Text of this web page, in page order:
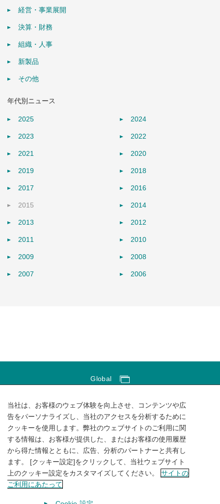
経営・事業展開
決算・財務
組織・人事
新製品
その他
年代別ニュース
2025 2024
2023 2022
2021 2020
2019 2018
2017 2016
2015 2014
2013 2012
2011 2010
2009 2008
2007 2006
Global
サイトのご利用にあたって
ソーシャルメディアポリシー
個人情報保護方針
サイトマップ
当社は、お客様のウェブ体験を向上させ、コンテンツや広
告をパーソナライズし、当社のアクセスを分析するために
クッキーを使用します。弊社のウェブサイトのご利用に関
する情報は、お客様が提供した、またはお客様の使用履歴
から得た情報とともに、広告、分析のパートナーと共有し
ます。 [クッキー設定]をクリックして、当社ウェブサイト
上のクッキー設定をカスタマイズしてください。
サイトの
ご利用にあたって